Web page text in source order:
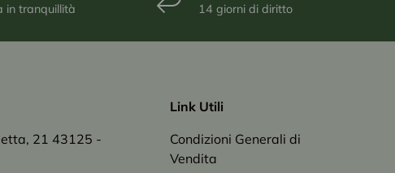
in tranquillità
14 giorni di diritto
21 43125 -
Link Utili
Condizioni Generali di
Vendita